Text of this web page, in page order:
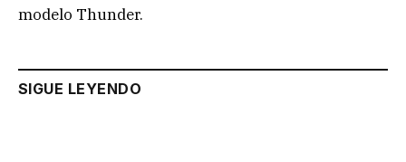
modelo Thunder.
SIGUE LEYENDO